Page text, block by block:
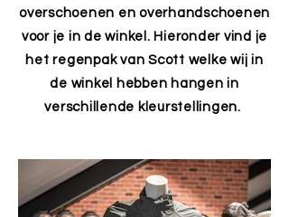
overschoenen en overhandschoenen
voor je in de winkel. Hieronder vind je
het regenpak van Scott welke wij in
de winkel hebben hangen in
verschillende kleurstellingen.